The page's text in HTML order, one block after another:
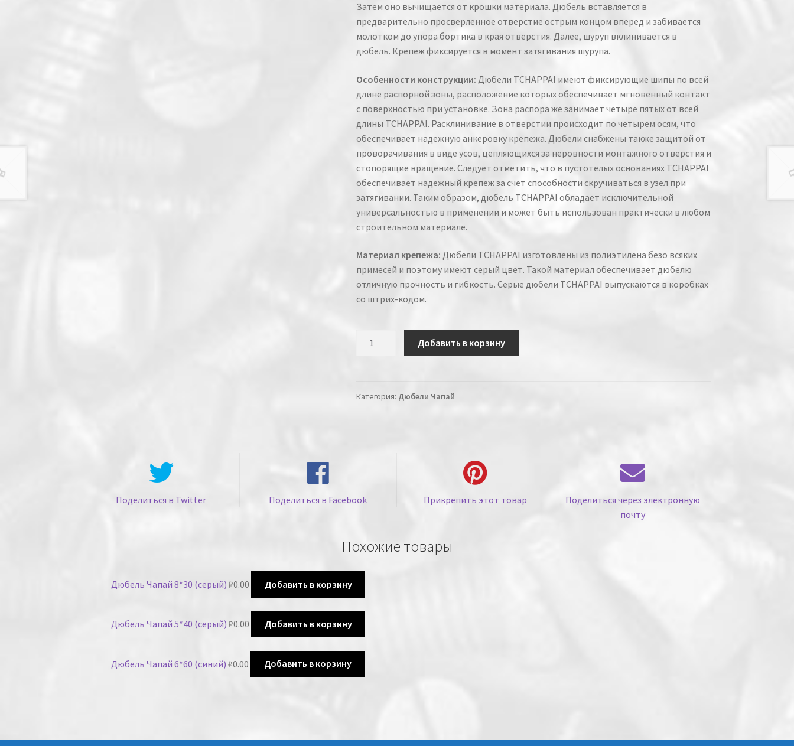
Затем оно вычищается от крошки материала. Дюбель вставляется в
предварительно просверленное отверстие острым концом вперед и забивается
молотком до упора бортика в края отверстия. Далее, шуруп вклинивается в
дюбель. Крепеж фиксируется в момент затягивания шурупа.
Особенности конструкции: Дюбели TCHAPPAI имеют фиксирующие шипы по всей
длине распорной зоны, расположение которых обеспечивает мгновенный контакт
с поверхностью при установке. Зона распора же занимает четыре пятых от всей
длины TCHAPPAI. Расклинивание в отверстии происходит по четырем осям, что
обеспечивает надежную анкеровку крепежа. Дюбели снабжены также защитой от
проворачивания в виде усов, цепляющихся за неровности монтажного отверстия и
стопорящие вращение. Следует отметить, что в пустотелых основаниях TCHAPPAI
обеспечивает надежный крепеж за счет способности скручиваться в узел при
затягивании. Таким образом, дюбель TCHAPPAI обладает исключительной
универсальностью в применении и может быть использован практически в любом
строительном материале.
Материал крепежа: Дюбели TCHAPPAI изготовлены из полиэтилена безо всяких
примесей и поэтому имеют серый цвет. Такой материал обеспечивает дюбелю
отличную прочность и гибкость. Серые дюбели TCHAPPAI выпускаются в коробках
со штрих-кодом.
Добавить в корзину
Категория: Дюбели Чапай
Поделиться в Twitter Поделиться в Facebook Прикрепить этот товар
Поделиться через электронную
почту
Похожие товары
Дюбель Чапай 8*30 (серый) ₽0.00 Добавить в корзину
Дюбель Чапай 5*40 (серый) ₽0.00 Добавить в корзину
Дюбель Чапай 6*60 (синий) ₽0.00 Добавить в корзину